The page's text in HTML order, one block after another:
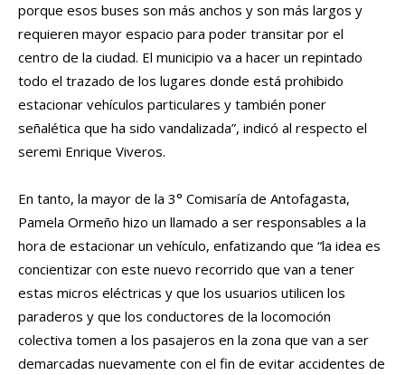
porque esos buses son más anchos y son más largos y
requieren mayor espacio para poder transitar por el
centro de la ciudad. El municipio va a hacer un repintado
todo el trazado de los lugares donde está prohibido
estacionar vehículos particulares y también poner
señalética que ha sido vandalizada”, indicó al respecto el
seremi Enrique Viveros.
En tanto, la mayor de la 3° Comisaría de Antofagasta,
Pamela Ormeño hizo un llamado a ser responsables a la
hora de estacionar un vehículo, enfatizando que “la idea es
concientizar con este nuevo recorrido que van a tener
estas micros eléctricas y que los usuarios utilicen los
paraderos y que los conductores de la locomoción
colectiva tomen a los pasajeros en la zona que van a ser
demarcadas nuevamente con el fin de evitar accidentes de